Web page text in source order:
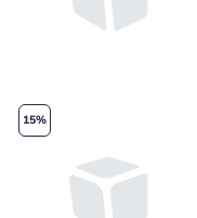
15%